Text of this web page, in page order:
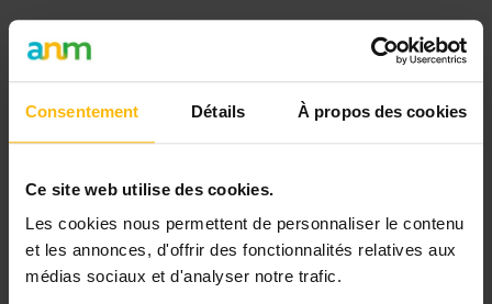
Consentement Détails À propos des cookies
Ce site web utilise des cookies.
Les cookies nous permettent de personnaliser le contenu
et les annonces, d'offrir des fonctionnalités relatives aux
médias sociaux et d'analyser notre trafic.
est fixe ou dont le
nombre de membres a atteint
Cet article est réservé aux
un accès complet à des ressources
pratiques et à une expertise actualisée